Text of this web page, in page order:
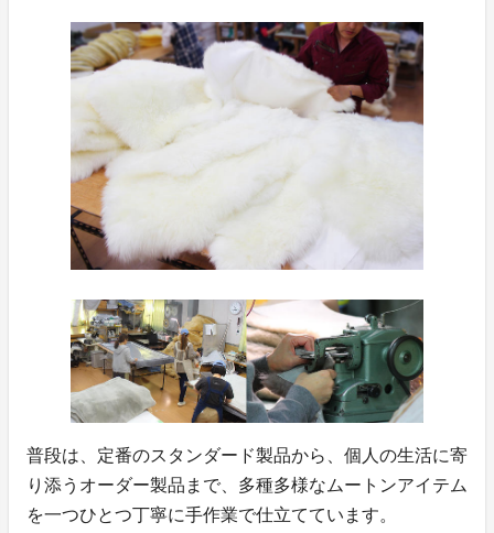
普段は、定番のスタンダード製品から、個人の生活に寄
り添うオーダー製品まで、多種多様なムートンアイテム
を一つひとつ丁寧に手作業で仕立てています。